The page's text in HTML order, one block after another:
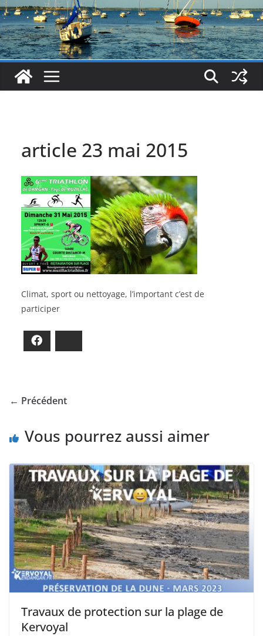
article 23 mai 2015
Climat, sport ou nettoyage, l’important c’est de
participer
← Précédent
Vous pourrez aussi aimer
Travaux de protection sur la plage de
Kervoyal